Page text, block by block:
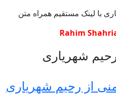
با لینک مستقیم همراه متن
Rahim
از رحیم شهریاری